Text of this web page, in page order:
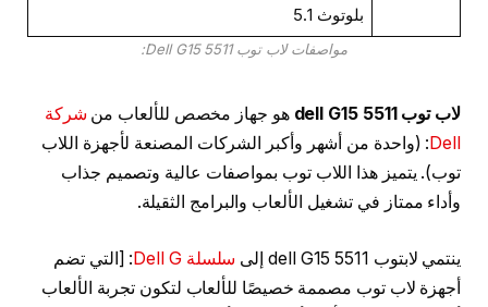
بلوتوث 5.1
مواصفات لاب توب Dell G15 5511:
لاب توب dell G15 5511 هو جهاز مخصص للألعاب من شركة
Dell : (واحدة من أشهر وأكبر الشركات المصنعة لأجهزة اللاب
توب). يتميز هذا اللاب توب بمواصفات عالية وتصميم جذاب
وأداء ممتاز في تشغيل الألعاب والبرامج الثقيلة.
ينتمي لابتوب dell G15 5511 إلى سلسلة Dell G
: [التي تضم
أجهزة لاب توب مصممة خصيصًا للألعاب لتكون تجربة الألعاب